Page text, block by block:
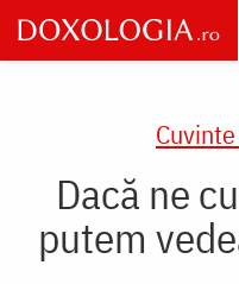
Skip
to
main
Dacă ne
putem